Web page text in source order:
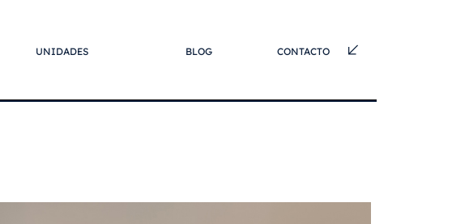
UNIDADES BLOG CONTACTO